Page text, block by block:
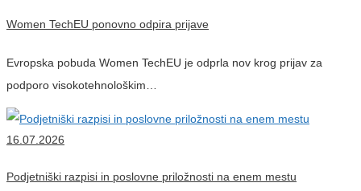
Women TechEU ponovno odpira prijave
Evropska pobuda Women TechEU je odprla nov krog prijav za
podporo visokotehnološkim…
16.07.2026
Podjetniški razpisi in poslovne priložnosti na enem mestu